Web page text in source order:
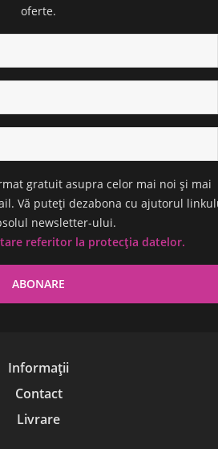
oferte.
gratuit asupra celor mai noi și mai
Vă puteți dezabona cu ajutorul
newsletter-ului.
referitor la protecția datelor.
Informații
Contact
Livrare